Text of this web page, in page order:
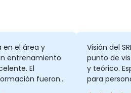
en el área y
entrenamiento
El
fueron
ejemplos,
Visión del
punto de
y teórico.
para
visión